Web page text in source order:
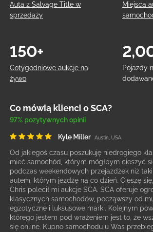
Auta z Salvage Title w
sprzedaży
Miejsca
Cotygodniowe aukcje na
żywo
150+
Pojazdy
Co mówią klienci o SCA?
97% pozytywnych opinii
Kyle Miller Austin, USA
Od jakiegoś czasu poszukuję niedrogiego
mieć samochód, którym mógłbym cieszyć
podczas weekendowych przejażdżek niż
autem, którym jeżdżę na co dzień. Cieszę
Chris polecił mi aukcje SCA. SCA oferuje
klasycznych samochodów, począwszy od
egzotyczne i luksusowe marki. Kolejnym
którego jestem pod wrażeniem jest to, że
się online. Kupno samochodu u Was